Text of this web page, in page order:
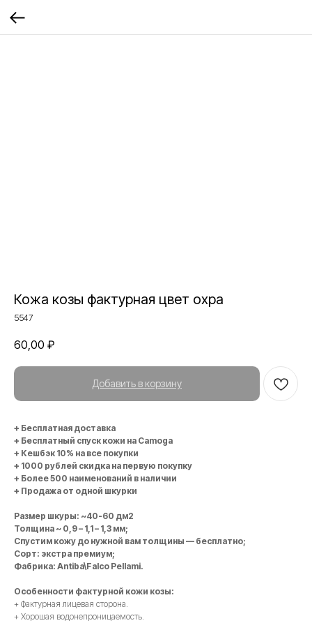
Кожа козы фактурная цвет охра
5547
60,00 ₽
Добавить в корзину
+ Бесплатная доставка
+ Бесплатный спуск кожи на Camoga
+ Кешбэк 10% на все покупки
+ 1000 рублей скидка на первую покупку
+ Более 500 наименований в наличии
+ Продажа от одной шкурки
Размер шкуры: ~40-60 дм2
Толщина ~ 0,9 – 1,1 – 1,3 мм;
Спустим кожу до нужной вам толщины — бесплатно;
Сорт: экстра премиум;
Фабрика: Antiba\Falco Pellami.
Особенности фактурной кожи козы:
+ Фактурная лицевая сторона.
+ Хорошая водонепроницаемость.